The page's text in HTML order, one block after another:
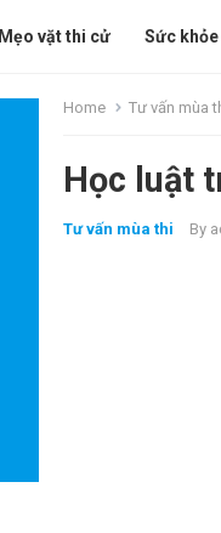
Mẹo vặt thi cử Sức
Home Tư vấn mùa
Học luật
Tư vấn mùa thi By